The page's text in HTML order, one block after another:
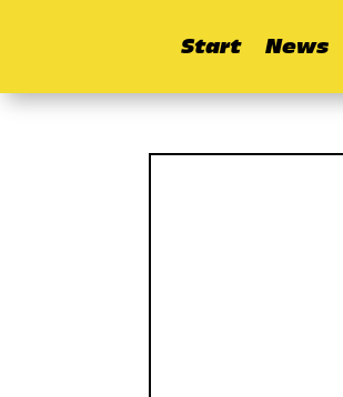
Start News